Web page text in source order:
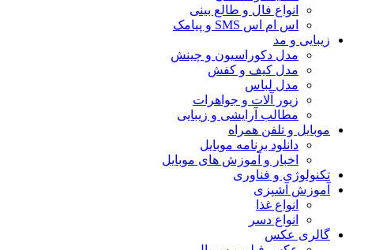
انواع فال و طالع بینی
اس ام اس SMS و پیامک
زیبایی و مد
مدل دکوراسیون و چینش
مدل کیف و کفش
مدل لباس
زیور آلات و جواهرات
مطالب آرایشی و زیبایی
موبایل و تلفن همراه
دانلود برنامه موبایل
اخبار و آموزش های موبایل
تکنولوژی و فناوری
آموزش آشپزی
انواع غذا
انواع دسر
گالری عکس